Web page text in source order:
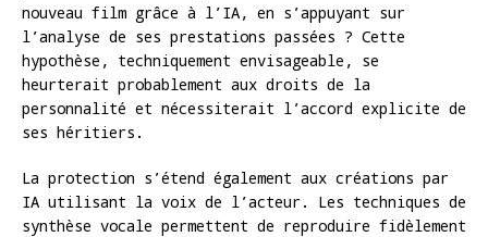
nouveau film grâce à l’IA, en s’appuyant sur
l’analyse de ses prestations passées ? Cette
hypothèse, techniquement envisageable, se
heurterait probablement aux droits de la
personnalité et nécessiterait l’accord explicite de
ses héritiers.
La protection s’étend également aux créations par
IA utilisant la voix de l’acteur. Les techniques de
synthèse vocale permettent de reproduire fidèlement